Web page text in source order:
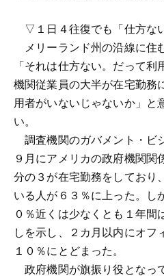
▽１日４往復でも「仕方な
メリーランド州の沿線に住
「それは仕方ない。だって
機関従業員の大半が在宅勤務
用者がいないじゃないか」と
い。
調査機関のガバメント・ビ
９月にアメリカの政府機関関
分の３が在宅勤務をしており
いる人が６３％に上った。し
０％近くは少なくとも１年間
しを示し、２カ月以内にオフ
１０％にとどまった。
政府機関が旗振り役となっ